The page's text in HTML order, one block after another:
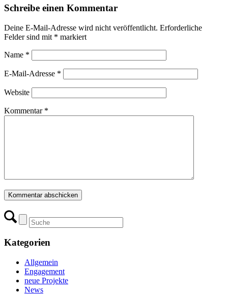
Schreibe einen Kommentar
Deine E-Mail-Adresse wird nicht veröffentlicht. Erforderliche
Felder sind mit * markiert
Name *
E-Mail-Adresse *
Website
Kommentar *
Kategorien
Allgemein
Engagement
neue Projekte
News